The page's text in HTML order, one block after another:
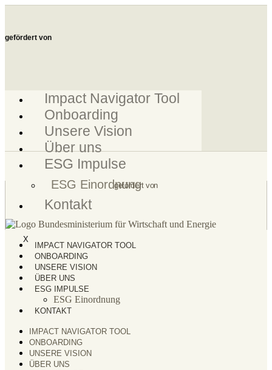
gefördert von
Impact Navigator Tool
Onboarding
Unsere Vision
Über uns
ESG Impulse
ESG Einordnung
Kontakt
X
gefördert von
IMPACT NAVIGATOR TOOL
ONBOARDING
UNSERE VISION
ÜBER UNS
ESG IMPULSE
ESG Einordnung
KONTAKT
IMPACT NAVIGATOR TOOL
ONBOARDING
UNSERE VISION
ÜBER UNS